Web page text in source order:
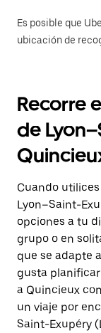
Es posible que
ubicación de
Recorre
de
Cuando
Lyon–Saint-
opciones a tu
grupo o en
que se adapte
gusta
a Quincieux
un viaje por
Saint-Exupéry